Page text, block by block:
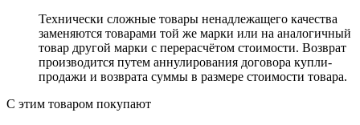
Технически сложные товары ненадлежащего качества
заменяются товарами той же марки или на аналогичный
товар другой марки с перерасчётом стоимости. Возврат
производится путем аннулирования договора купли-
продажи и возврата суммы в размере стоимости товара.
С этим товаром покупают